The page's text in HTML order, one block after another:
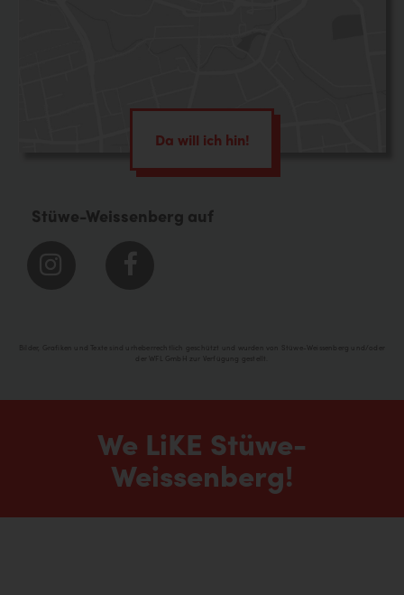
Da will ich hin!
Stüwe-Weissenberg auf
Bilder, Grafiken und Texte sind urheberrechtlich geschützt und wurden von Stüwe-Weissenberg und/oder
der WFL GmbH zur Verfügung gestellt.
We LiKE Stüwe-
Weissenberg!